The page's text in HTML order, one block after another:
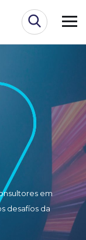
em
desafíos da